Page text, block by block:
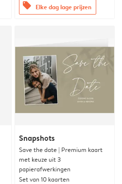
offers Elke dag lage prijzen
Snapshots
Save the date | Premium kaart
met keuze uit 3
papierafwerkingen
Set van 10 kaarten